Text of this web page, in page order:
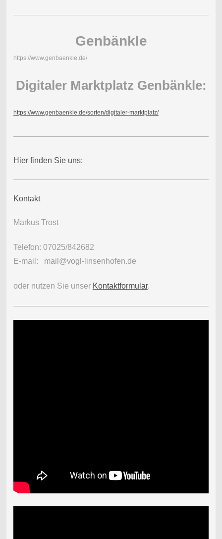
Genbänkle
https://www.genbaenkle.de/
Digitaler Marktplatz Genbänkle:
https://www.genbaenkle.de/sorten/digitaler-marktplatz/
Hier finden Sie uns:
Kontakt
Markus Trost
Telefon: 07025/842682
E-mail: mail@vogl-linsenhofen.de
oder nutzen Sie unser Kontaktformular.